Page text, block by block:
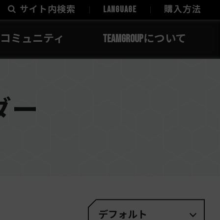
サイト内検索 LANGUAGE 購入方法
コミュニティ TEAMGROUPについて
ー
デフォルト